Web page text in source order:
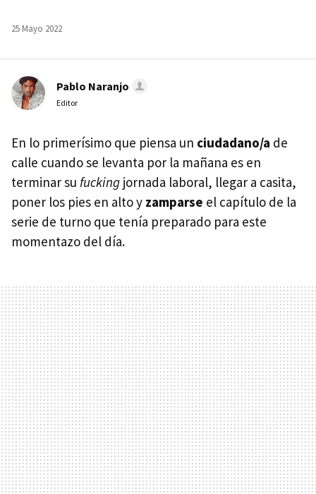
25 Mayo 2022
Pablo Naranjo
Editor
En lo primerísimo que piensa un ciudadano/a de
calle cuando se levanta por la mañana es en
terminar su fucking jornada laboral, llegar a casita,
poner los pies en alto y zamparse el capítulo de la
serie de turno que tenía preparado para este
momentazo del día.